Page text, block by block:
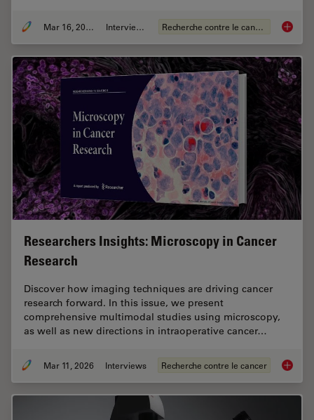
Mar 16, 2026 Interviews Recherche contre le cancer
Researchers Insights: Microscopy in Cancer
Research
Discover how imaging techniques are driving cancer
research forward. In this issue, we present
comprehensive multimodal studies using microscopy,
as well as new directions in intraoperative cancer…
Mar 11, 2026 Interviews Recherche contre le cancer